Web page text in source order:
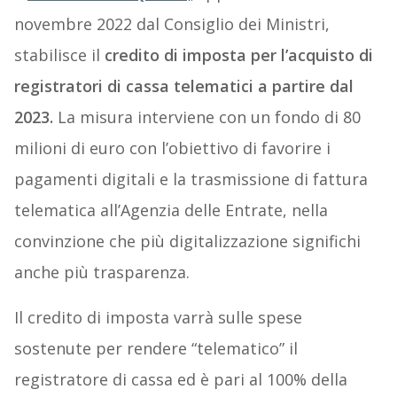
novembre 2022 dal Consiglio dei Ministri,
stabilisce il credito di imposta per l’acquisto di
registratori di cassa telematici a partire dal
2023. La misura interviene con un fondo di 80
milioni di euro con l’obiettivo di favorire i
pagamenti digitali e la trasmissione di fattura
telematica all’Agenzia delle Entrate, nella
convinzione che più digitalizzazione significhi
anche più trasparenza.
Il credito di imposta varrà sulle spese
sostenute per rendere “telematico” il
registratore di cassa ed è pari al 100% della